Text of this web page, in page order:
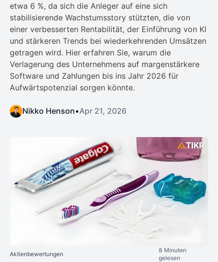
etwa 6 %, da sich die Anleger auf eine sich
stabilisierende Wachstumsstory stützten, die von
einer verbesserten Rentabilität, der Einführung von KI
und stärkeren Trends bei wiederkehrenden Umsätzen
getragen wird. Hier erfahren Sie, warum die
Verlagerung des Unternehmens auf margenstärkere
Software und Zahlungen bis ins Jahr 2026 für
Aufwärtspotenzial sorgen könnte.
Nikko Henson•Apr 21, 2026
Aktienbewertungen
8 Minuten
gelesen